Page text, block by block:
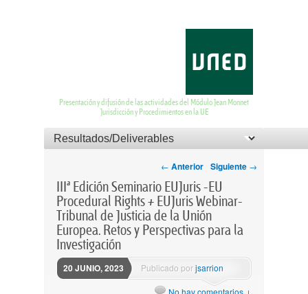
EUJurisdiction and
Presentación y difusión de las actividades del Módulo Jean Monnet
Jurisdicción y Procedimientos en la UE
Menú principal
Saltar al contenido principal
Saltar al contenido secundario
Navegación por las
← Anterior Siguiente →
IIIª Edición Seminario EUJuris -EU
Procedural Rights + EUJuris Webinar-
Tribunal de Justicia de la Unión
Europea. Retos y Perspectivas para la
Investigación
20 JUNIO, 2023 Publicado porjsarrion
Menú del pie de página